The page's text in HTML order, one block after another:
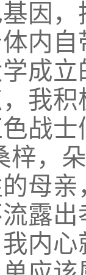
因
内
成
我
战士
梓，
母
露
内